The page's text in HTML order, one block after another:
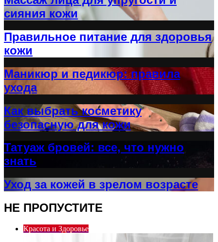
сияния кожи
Правильное питание для здоровья
кожи
Маникюр и педикюр: правила
ухода
Как выбрать косметику
безопасную для кожи
Татуаж бровей: все, что нужно
знать
Уход за кожей в зрелом возрасте
НЕ ПРОПУСТИТЕ
Красота и Здоровье